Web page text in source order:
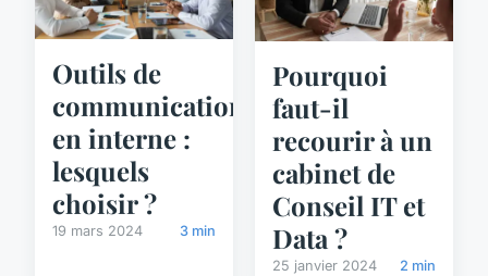
Outils de
communication
en interne :
lesquels
choisir ?
19 mars 2024 3 min
Pourquoi
faut-il
recourir à un
cabinet de
Conseil IT et
Data ?
25 janvier 2024 2 min